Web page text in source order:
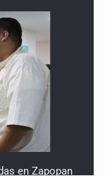
en Zapopan